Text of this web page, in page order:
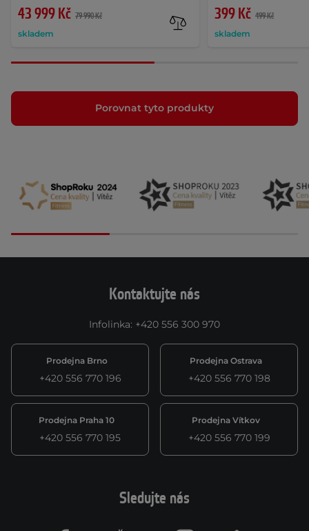
43 999 Kč 79 990 Kč
skladem
399 Kč 499 Kč
skladem
Porovnat tyto produkty
Kontaktujte nás
Infolinka: +420 556 300 970
Prodejna Brno
+420 556 770 196
Prodejna Ostrava
+420 556 770 198
Prodejna Praha 10
+420 556 770 195
Prodejna Vítkov
+420 556 770 199
Sledujte nás